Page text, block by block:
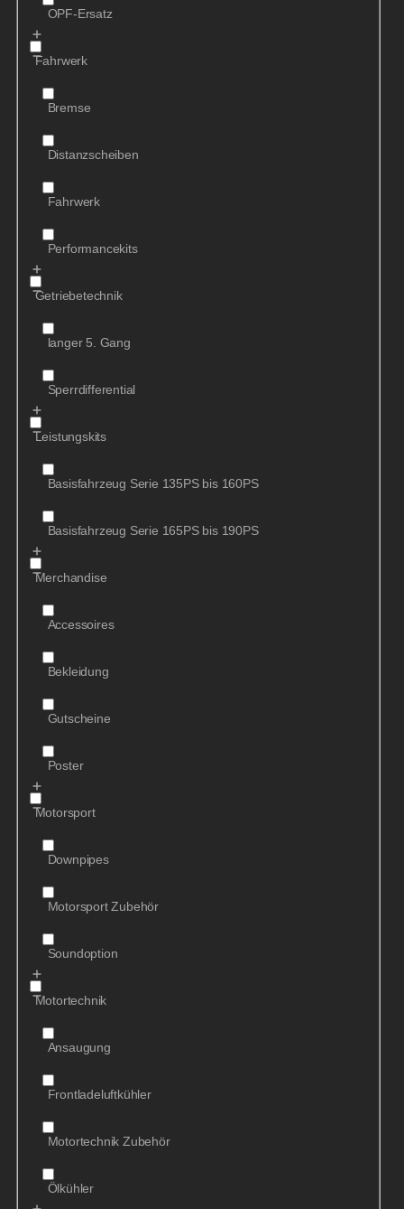
OPF-Ersatz
Fahrwerk
Bremse
Distanzscheiben
Fahrwerk
Performancekits
Getriebetechnik
langer 5. Gang
Sperrdifferential
Leistungskits
Basisfahrzeug Serie 135PS bis 160PS
Basisfahrzeug Serie 165PS bis 190PS
Merchandise
Accessoires
Bekleidung
Gutscheine
Poster
Motorsport
Downpipes
Motorsport Zubehör
Soundoption
Motortechnik
Ansaugung
Frontladeluftkühler
Motortechnik Zubehör
Ölkühler